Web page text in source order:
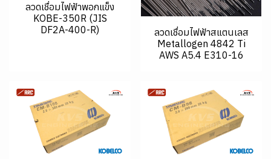
ลวดเชื่อมไฟฟ้าพอกแข็ง
KOBE-350R (JIS
DF2A-400-R)
ลวดเชื่อมไฟฟ้าสแตนเลส
Metallogen 4842 Ti
AWS A5.4 E310-16